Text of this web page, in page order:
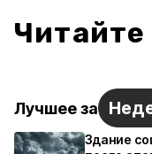
Лучшее за
Здание